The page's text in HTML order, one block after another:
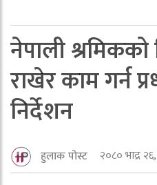
नेपाली श्रमिकको
राखेर काम गर्न
निर्देशन
हुलाक पोस्ट २०८० भाद्र